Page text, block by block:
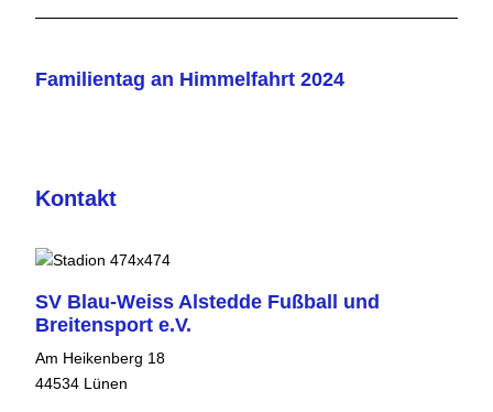
Familientag an Himmelfahrt 2024
Kontakt
SV Blau-Weiss Alstedde Fußball und
Breitensport e.V.
Am Heikenberg 18
44534 Lünen